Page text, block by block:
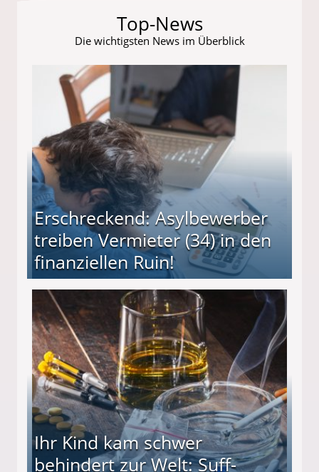
Top-News
Die wichtigsten News im Überblick
Erschreckend: Asylbewerber
treiben Vermieter (34) in den
finanziellen Ruin!
(34) in den finanziellen Ruin!
Ihr Kind kam schwer
behindert zur Welt: Suff-